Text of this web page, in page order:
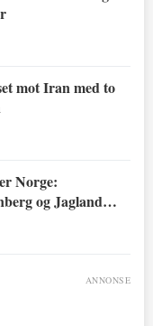
mot Iran med to
Norge:
og Jagland
ANNONSE